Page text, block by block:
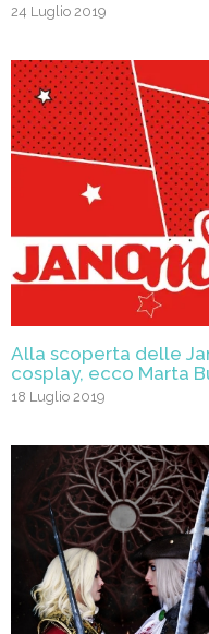
24 Luglio 2019
Alla scoperta delle
cosplay, ecco Marta
18 Luglio 2019